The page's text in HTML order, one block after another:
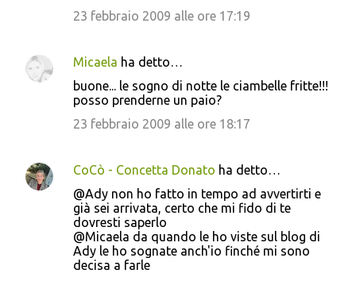
23 febbraio 2009 alle ore 17:19
Micaela ha detto…
buone... le sogno di notte le ciambelle fritte!!!
posso prenderne un paio?
23 febbraio 2009 alle ore 18:17
CoCò - Concetta Donato ha detto…
@Ady non ho fatto in tempo ad avvertirti e
già sei arrivata, certo che mi fido di te
dovresti saperlo
@Micaela da quando le ho viste sul blog di
Ady le ho sognate anch'io finché mi sono
decisa a farle